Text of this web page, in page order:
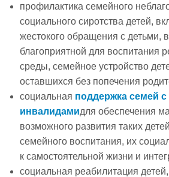
профилактика семейного
социального сиротства детей,
жестокого обращения с детьми,
благоприятной для воспитания
среды, семейное устройство
оставшихся без попечения
социальная поддержка семей
инвалидамидля обеспечения
возможного развития таких
семейного воспитания, их
к самостоятельной жизни и
социальная реабилитация